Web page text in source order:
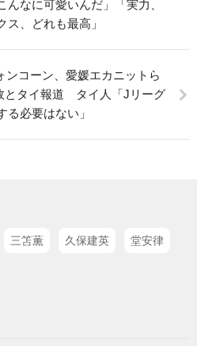
なに可愛いんだ」「実力、
ス、どれも最高」
ンコーン、愛媛エカニットら
とタイ報道 タイ人「Jリーグ
る必要はない」
三笘薫 久保建英 堂安律